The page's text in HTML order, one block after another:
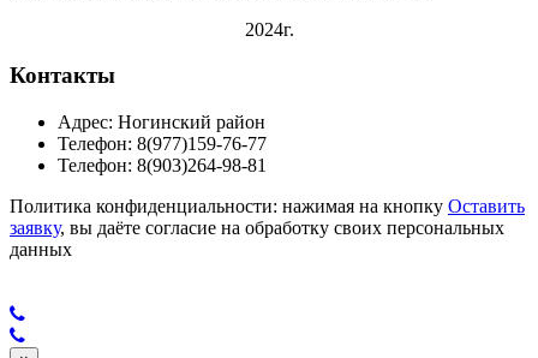
2024г.
Контакты
Адрес: Ногинский район
Телефон: 8(977)159-76-77
Телефон: 8(903)264-98-81
Политика конфиденциальности: нажимая на кнопку Оставить
заявку, вы даёте согласие на обработку своих персональных
данных